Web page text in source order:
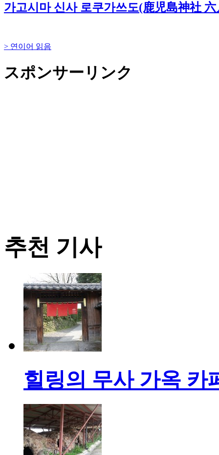
가고시마 신사 로쿠가쓰도(鹿児島神社 六
> 연이어 읽음
スポンサーリンク
추천 기사
힐링의 무사 가옥 카